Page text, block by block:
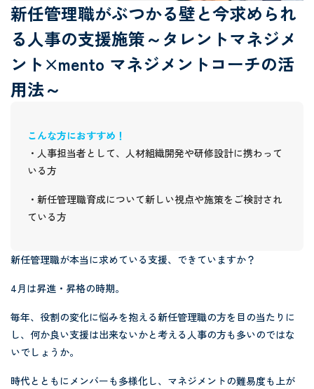
新任管理職がぶつかる壁と今求められ
る人事の支援施策～タレントマネジメ
ント×mento マネジメントコーチの活
用法～
こんな方におすすめ！
・人事担当者として、人材組織開発や研修設計に携わって
いる方
・新任管理職育成について新しい視点や施策をご検討され
ている方
新任管理職が本当に求めている支援、できていますか？
4月は昇進・昇格の時期。
毎年、役割の変化に悩みを抱える新任管理職の方を目の当たりに
し、何か良い支援は出来ないかと考える人事の方も多いのではな
いでしょうか。
時代とともにメンバーも多様化し、マネジメントの難易度も上が